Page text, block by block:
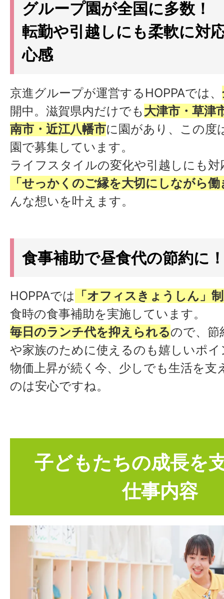
グループ園が全国に多数！
転勤や引越しにも柔軟に対
心感
京進グループが運営するHOPPAでは、
開中。滋賀県内だけでも大津市・草津
南市・近江八幡市に園があり、この度
園で募集しています。
ライフスタイルの変化や引越しにも
「せっかくのご縁を大切にしながら
んな想いを叶えます。
食事補助で昼食代の節約に
HOPPAでは 「オフィスきょうしん」
食時の食事補助を実施しています。
毎日のランチ代を抑えられるので、節
や家族のために使えるのも嬉しいポイ
物価上昇が続く今、少しでも生活を支
のは安心ですね。
子どもたちの成長を
仕事内容